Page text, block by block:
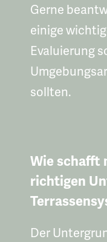
Gerne
einige
Evaluierung
sollten.
Wie schafft
richtigen
Der